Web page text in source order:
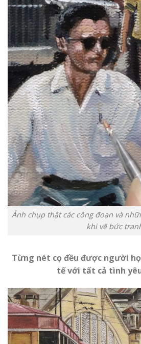
Ảnh chụp thật các công đoạn và
khi vẽ bức
Từng nét cọ đều được người
tế với tất cả tình